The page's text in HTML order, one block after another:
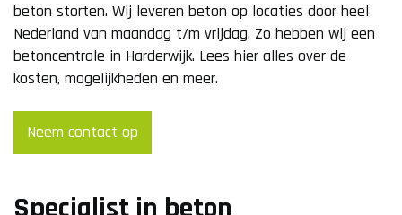
beton storten. Wij leveren beton op locaties door heel
Nederland van maandag t/m vrijdag. Zo hebben wij een
betoncentrale in Harderwijk. Lees hier alles over de
kosten, mogelijkheden en meer.
Neem contact op